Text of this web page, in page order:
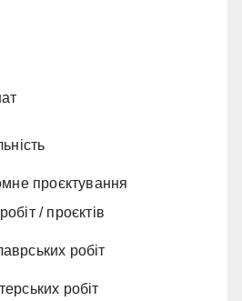
проєктування
/ проєктів
робіт
робіт